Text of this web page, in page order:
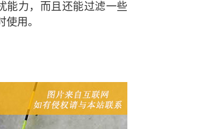
能力，而且还能过滤一些
用。